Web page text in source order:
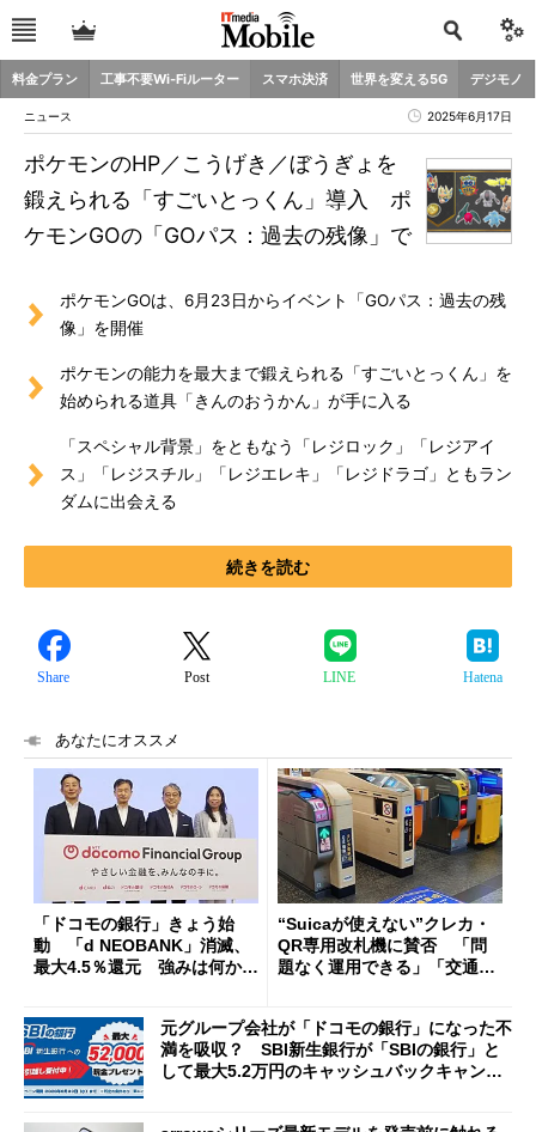
料金プラン 工事不要Wi-Fiルーター スマホ決済 世界を変える5G デジモノ
ニュース 2025年6月17日
ポケモンのHP／こうげき／ぼうぎょを
鍛えられる「すごいとっくん」導入 ポ
ケモンGOの「GOパス：過去の残像」で
ポケモンGOは、6月23日からイベント「GOパス：過去の残
像」を開催
ポケモンの能力を最大まで鍛えられる「すごいとっくん」を
始められる道具「きんのおうかん」が手に入る
「スペシャル背景」をともなう「レジロック」「レジアイ
ス」「レジスチル」「レジエレキ」「レジドラゴ」ともラン
ダムに出会える
続きを読む
Share Post LINE Hatena
あなたにオススメ
「ドコモの銀行」きょう始
動 「d NEOBANK」消滅、
最大4.5％還元 強みは何か解
“Suicaが使えない”クレカ・
QR専用改札機に賛否 「問
題なく運用できる」「交通系I
元グループ会社が「ドコモの銀行」になった不
満を吸収？ SBI新生銀行が「SBIの銀行」と
して最大5.2万円のキャッシュバックキャンペ